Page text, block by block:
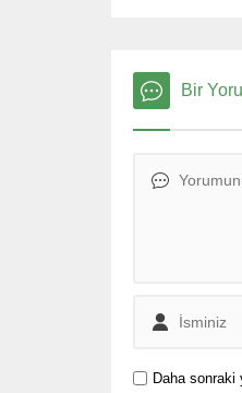
Bir
Daha sonraki